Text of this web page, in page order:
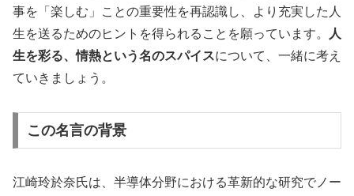
事を「楽しむ」ことの重要性を再認識し、より充実した人
生を送るためのヒントを得られることを願っています。
人
生を彩る、情熱という名のスパイスについて、一緒に考え
ていきましょう。
この名言の背景
江崎玲於奈氏は、半導体分野における革新的な研究でノー